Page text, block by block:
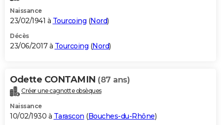
Naissance
23/02/1941 à Tourcoing (Nord)
Décès
23/06/2017 à Tourcoing (Nord)
Odette CONTAMIN (87 ans)
Créer une cagnotte obsèques
Naissance
10/02/1930 à Tarascon (Bouches-du-Rhône)